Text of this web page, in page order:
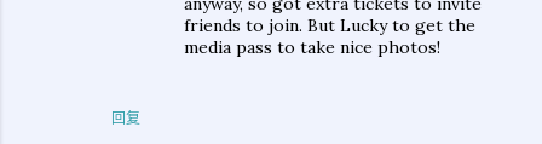
回复
friends to join. But Lucky to get the
media pass to take nice photos!